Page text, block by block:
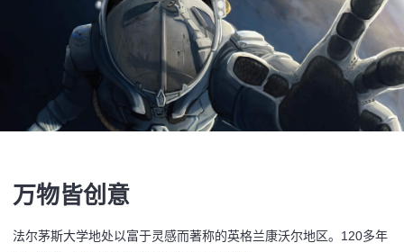
万物皆创意
法尔茅斯大学地处以富于灵感而著称的英格兰康沃尔地区。120多年